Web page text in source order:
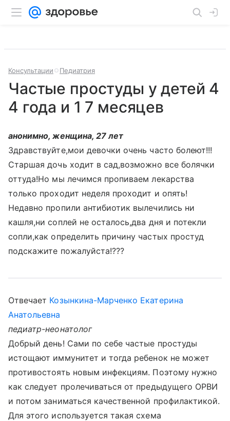
Консультации Педиатрия
Частые простуды у детей 4
4 года и 1 7 месяцев
анонимно, женщина, 27 лет
Здравствуйте,мои девочки очень часто болеют!!!
Старшая дочь ходит в сад,возможно все болячки
оттуда!Но мы лечимся пропиваем лекарства
только проходит неделя проходит и опять!
Недавно пропили антибиотик вылечились ни
кашля,ни соплей не осталось,два дня и потекли
сопли,как определить причину частых простуд
подскажите пожалуйста!???
Отвечает Козынкина-Марченко Екатерина
Анатольевна
педиатр-неонатолог
Добрый день! Сами по себе частые простуды
истощают иммунитет и тогда ребенок не может
противостоять новым инфекциям. Поэтому нужно
как следует пролечиваться от предыдущего ОРВИ
и потом заниматься качественной профилактикой.
Для этого используется такая схема